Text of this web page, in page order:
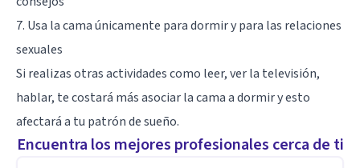
7. Usa la cama únicamente para dormir y para las relaciones
sexuales
Si realizas otras actividades como leer, ver la televisión,
hablar, te costará más asociar la cama a dormir y esto
afectará a tu patrón de sueño.
Encuentra los mejores profesionales cerca de ti